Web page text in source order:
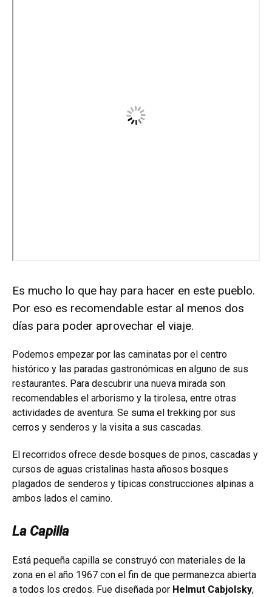
Es mucho lo que hay para hacer en este pueblo.
Por eso es recomendable estar al menos dos
días para poder aprovechar el viaje.
Podemos empezar por las caminatas por el centro
histórico y las paradas gastronómicas en alguno de sus
restaurantes. Para descubrir una nueva mirada son
recomendables el arborismo y la tirolesa, entre otras
actividades de aventura. Se suma el trekking por sus
cerros y senderos y la visita a sus cascadas.
El recorridos ofrece desde bosques de pinos, cascadas y
cursos de aguas cristalinas hasta añosos bosques
plagados de senderos y típicas construcciones alpinas a
ambos lados el camino.
La Capilla
Está pequeña capilla se construyó con materiales de la
zona en el año 1967 con el fin de que permanezca abierta
a todos los credos. Fue diseñada por Helmut Cabjolsky,